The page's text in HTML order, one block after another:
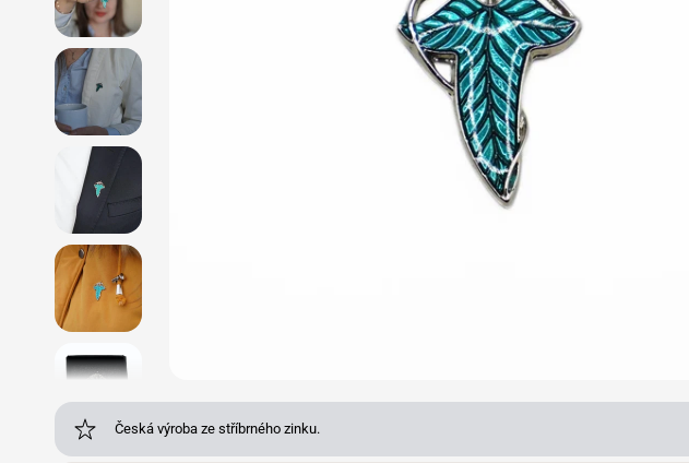
Česká výroba ze stříbrného zinku.